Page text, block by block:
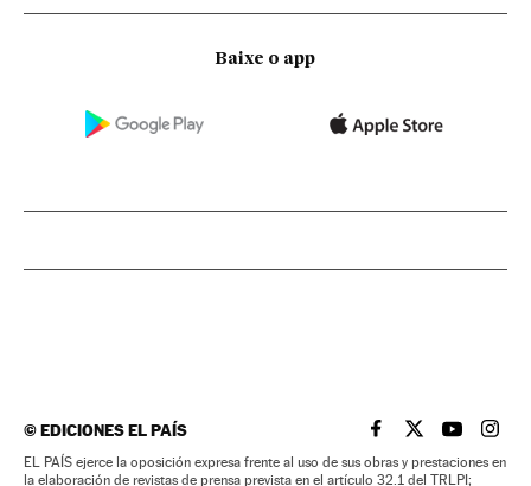
Baixe o app
©EDICIONES EL PAÍS EL PAÍS BRASIL EN
EL PAÍSEL PAÍS
EL
EL PAÍS ejerce la oposición expresa frente al uso de sus obras y prestaciones en
la elaboración de revistas de prensa prevista en el artículo 32.1 del TRLPI;